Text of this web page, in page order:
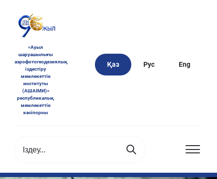
«Ауыл
шаруашылығы
аэрофотогеодезиялық
іздестіру
мемлекеттік
институты
(АШАІМИ)»
республикалық
мемлекеттік
кәсіпорны
Қаз Рус Eng